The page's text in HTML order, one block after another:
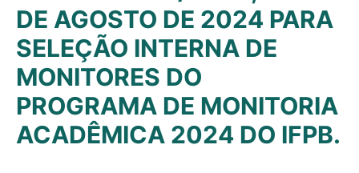
DE AGOSTO DE 2024 PARA
SELEÇÃO INTERNA DE
MONITORES DO
PROGRAMA DE MONITORIA
ACADÊMICA 2024 DO IFPB.